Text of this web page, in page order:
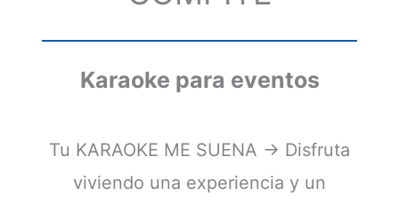
Karaoke para eventos
Tu KARAOKE ME SUENA -> Disfruta
viviendo una experiencia y un